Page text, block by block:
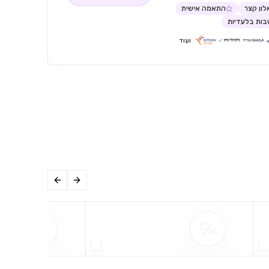
קצר
התאמה אישית
בלעדיות
ועוד